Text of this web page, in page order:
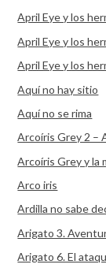
April Eye y los
April Eye y los
April Eye y los
Aquí no hay sitio
Aquí no se rima
Arcoíris Grey 2 –
Arcoíris Grey y la
Arco iris
Ardilla no sabe
Arigato 3.
Arigato 6. El